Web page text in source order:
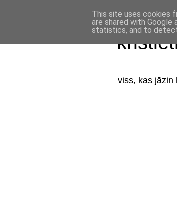
viss, kas jāzin
This site uses cookies
are shared with
statistics, and to